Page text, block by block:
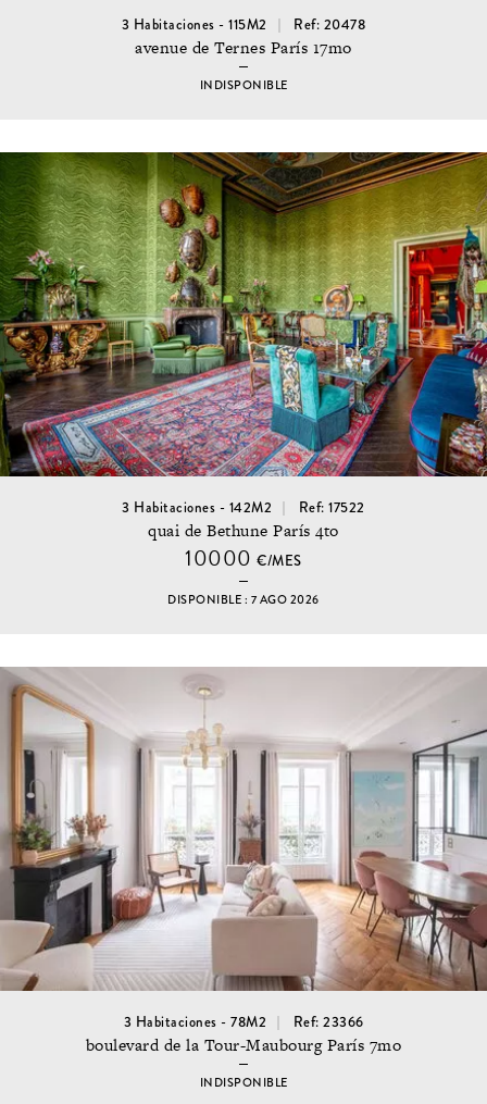
3 Habitaciones - 115M2 Ref: 20478
avenue de Ternes París 17mo
INDISPONIBLE
3 Habitaciones - 142M2 Ref: 17522
quai de Bethune París 4to
10000€/MES
DISPONIBLE : 7 AGO 2026
3 Habitaciones - 78M2 Ref: 23366
boulevard de la Tour-Maubourg París 7mo
INDISPONIBLE